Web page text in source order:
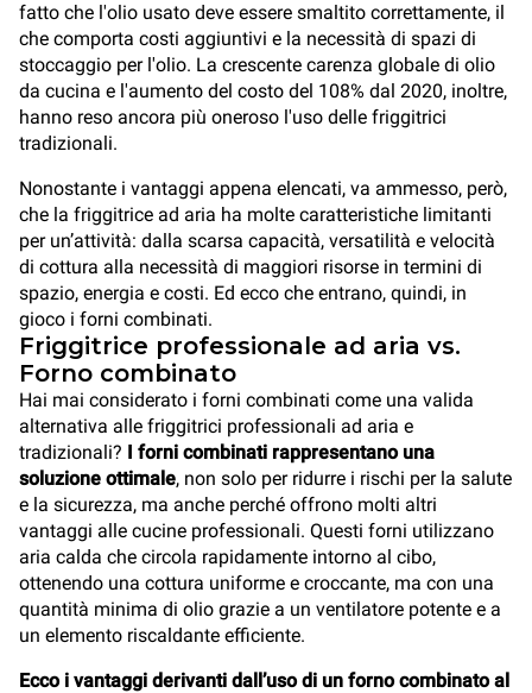
fatto che l'olio usato deve essere smaltito correttamente, il
che comporta costi aggiuntivi e la necessità di spazi di
stoccaggio per l'olio. La crescente carenza globale di olio
da cucina e l'aumento del costo del 108% dal 2020, inoltre,
hanno reso ancora più oneroso l'uso delle friggitrici
tradizionali.
Nonostante i vantaggi appena elencati, va ammesso, però,
che la friggitrice ad aria ha molte caratteristiche limitanti
per un’attività: dalla scarsa capacità, versatilità e velocità
di cottura alla necessità di maggiori risorse in termini di
spazio, energia e costi. Ed ecco che entrano, quindi, in
gioco i forni combinati.
Friggitrice professionale ad aria vs.
Forno combinato
Hai mai considerato i forni combinati come una valida
alternativa alle friggitrici professionali ad aria e
tradizionali? I forni combinati rappresentano una
soluzione ottimale, non solo per ridurre i rischi per la salute
e la sicurezza, ma anche perché offrono molti altri
vantaggi alle cucine professionali. Questi forni utilizzano
aria calda che circola rapidamente intorno al cibo,
ottenendo una cottura uniforme e croccante, ma con una
quantità minima di olio grazie a un ventilatore potente e a
un elemento riscaldante efficiente.
Ecco i vantaggi derivanti dall’uso di un forno combinato al